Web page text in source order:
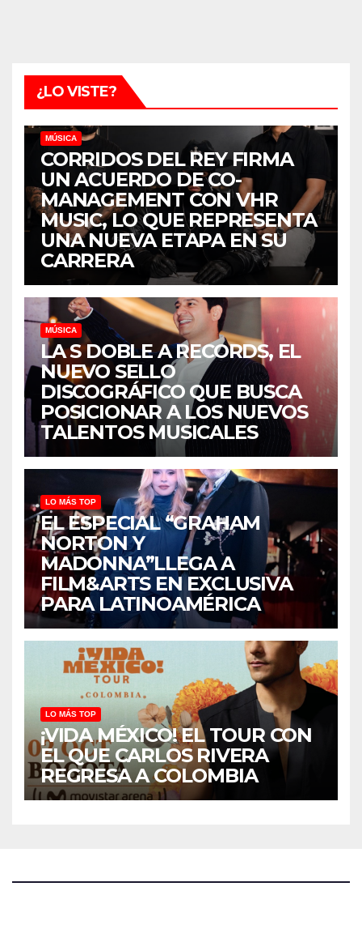
¿LO VISTE?
MÚSICA
CORRIDOS DEL REY FIRMA
UN ACUERDO DE CO-
MANAGEMENT CON VHR
MUSIC, LO QUE REPRESENTA
UNA NUEVA ETAPA EN SU
CARRERA
MÚSICA
LA S DOBLE A RECORDS, EL
NUEVO SELLO
DISCOGRÁFICO QUE BUSCA
POSICIONAR A LOS NUEVOS
TALENTOS MUSICALES
LO MÁS TOP
EL ESPECIAL “GRAHAM
NORTON Y
MADONNA”LLEGA A
FILM&ARTS EN EXCLUSIVA
PARA LATINOAMÉRICA
LO MÁS TOP
¡VIDA MÉXICO! EL TOUR CON
EL QUE CARLOS RIVERA
REGRESA A COLOMBIA